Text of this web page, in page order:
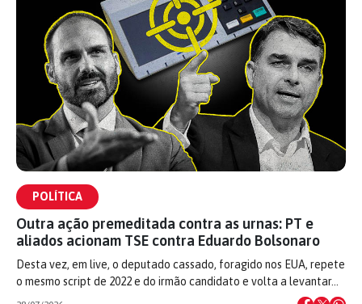
POLÍTICA
Outra ação premeditada contra as urnas: PT e
aliados acionam TSE contra Eduardo Bolsonaro
Desta vez, em live, o deputado cassado, foragido nos EUA, repete
o mesmo script de 2022 e do irmão candidato e volta a levantar…